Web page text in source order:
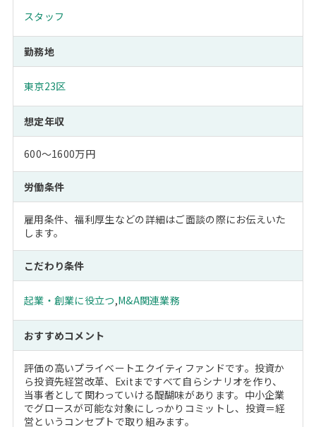
スタッフ
勤務地
東京23区
想定年収
600～1600万円
労働条件
雇用条件、福利厚生などの詳細はご面談の際にお伝えいた
します。
こだわり条件
起業・創業に役立つ,M&A関連業務
おすすめコメント
評価の高いプライベートエクイティファンドです。投資か
ら投資先経営改革、Exitまですべて自らシナリオを作り、
当事者として関わっていける醍醐味があります。中小企業
でグロースが可能な対象にしっかりコミットし、投資＝経
営というコンセプトで取り組みます。